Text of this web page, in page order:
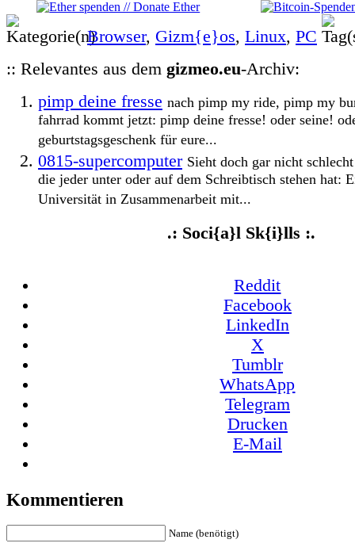
Browser, Gizm{e}os, Linux, PC
:: Relevantes aus dem gizmeo.eu-Archiv:
pimp deine fresse nach pimp my ride, pimp my
fahrrad kommt jetzt: pimp deine fresse! oder seine!
geburtstagsgeschenk für eure...
0815-supercomputer Sieht doch gar nicht
die jeder unter oder auf dem Schreibtisch stehen hat:
Universität in Zusammenarbeit mit...
.: Soci{a}l Sk{i}lls :.
Reddit
Facebook
LinkedIn
X
Tumblr
WhatsApp
Telegram
Drucken
E-Mail
Kommentieren
Name (benötigt)